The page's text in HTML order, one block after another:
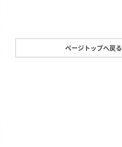
ページトップへ戻る